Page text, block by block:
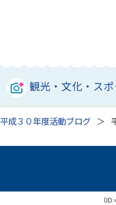
観光・文化・ス
平成３０年度活動ブログ
（